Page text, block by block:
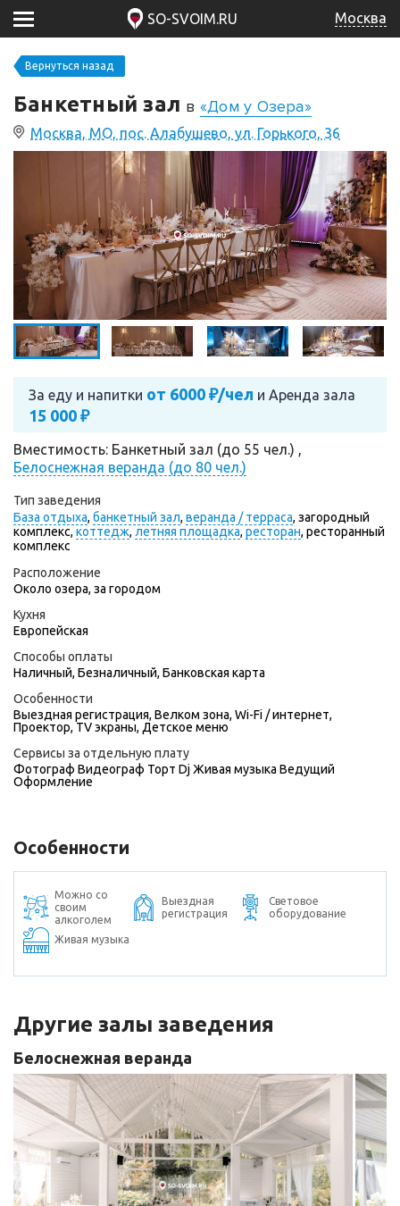
SO-SVOIM.RU Москва
Вернуться назад
Банкетный зал в «Дом у Озера»
Москва, МО, пос. Алабушево, ул. Горького, 36
За еду и напитки от 6000 ₽/чел и Аренда зала
15 000 ₽
Вместимость: Банкетный зал (до 55 чел.) ,
Белоснежная веранда (до 80 чел.)
Тип заведения
База отдыха, банкетный зал, веранда / терраса, загородный
комплекс, коттедж, летняя площадка, ресторан, ресторанный
комплекс
Расположение
Около озера, за городом
Кухня
Европейская
Способы оплаты
Наличный, Безналичный, Банковская карта
Особенности
Выездная регистрация, Велком зона, Wi-Fi / интернет,
Проектор, TV экраны, Детское меню
Сервисы за отдельную плату
Фотограф Видеограф Торт DjЖивая музыка Ведущий
Оформление
Особенности
Можно со
своим
алкоголем
Выездная
регистрация
Световое
оборудование
Живая музыка
Другие залы заведения
Белоснежная веранда